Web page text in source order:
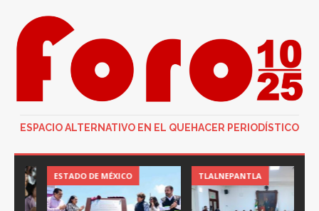
ESPACIO ALTERNATIVO EN EL QUEHACER PERIODÍSTICO
ESTADO DE MÉXICO TLALNEPANTLA